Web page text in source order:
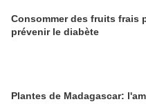
Consommer des fruits frais
prévenir le diabète
Plantes de Madagascar: